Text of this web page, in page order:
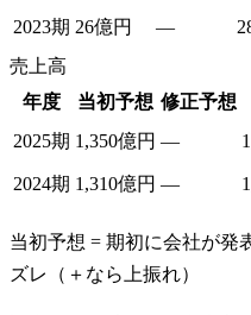
2023期 26億円 —
売上高
年度
当初予想 修正予想
2025期 1,350億円 —
2024期 1,310億円 —
当初予想 = 期初に会社が発
ズレ（＋なら上振れ）